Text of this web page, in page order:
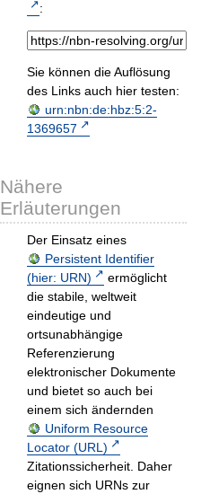
:
Sie können die Auflösung
des Links auch hier testen:
urn:nbn:de:hbz:5:2-
1369657
Nähere
Erläuterungen
Der Einsatz eines
Persistent Identifier
(hier: URN)
ermöglicht
die stabile, weltweit
eindeutige und
ortsunabhängige
Referenzierung
elektronischer Dokumente
und bietet so auch bei
einem sich ändernden
Uniform Resource
Locator (URL)
Zitationssicherheit. Daher
eignen sich URNs zur